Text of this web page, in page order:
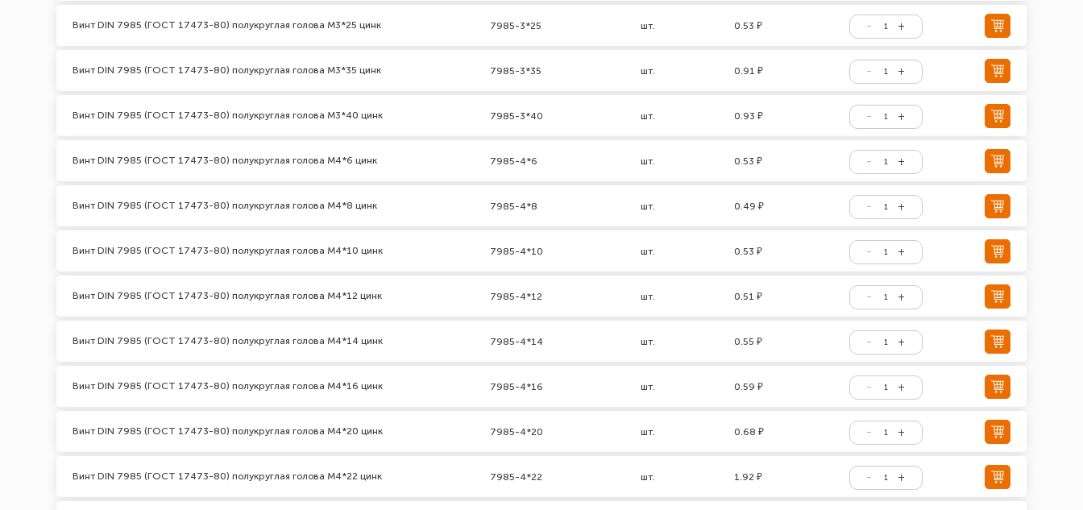
Винт DIN 7985 (ГОСТ 17473-80) полукруглая голова М3*25 цинк 7985-3*25 шт. 0.53 ₽
Винт DIN 7985 (ГОСТ 17473-80) полукруглая голова М3*35 цинк 7985-3*35 шт. 0.91 ₽
Винт DIN 7985 (ГОСТ 17473-80) полукруглая голова М3*40 цинк 7985-3*40 шт. 0.93 ₽
Винт DIN 7985 (ГОСТ 17473-80) полукруглая голова М4*6 цинк 7985-4*6 шт. 0.53 ₽
Винт DIN 7985 (ГОСТ 17473-80) полукруглая голова М4*8 цинк 7985-4*8 шт. 0.49 ₽
Винт DIN 7985 (ГОСТ 17473-80) полукруглая голова М4*10 цинк 7985-4*10 шт. 0.53 ₽
Винт DIN 7985 (ГОСТ 17473-80) полукруглая голова М4*12 цинк 7985-4*12 шт. 0.51 ₽
Винт DIN 7985 (ГОСТ 17473-80) полукруглая голова М4*14 цинк 7985-4*14 шт. 0.55 ₽
Винт DIN 7985 (ГОСТ 17473-80) полукруглая голова М4*16 цинк 7985-4*16 шт. 0.59 ₽
Винт DIN 7985 (ГОСТ 17473-80) полукруглая голова М4*20 цинк 7985-4*20 шт. 0.68 ₽
Винт DIN 7985 (ГОСТ 17473-80) полукруглая голова М4*22 цинк 7985-4*22 шт. 1.92 ₽